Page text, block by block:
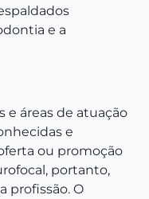
e a
e áreas de atuação
e
ou promoção
portanto,
profissão. O